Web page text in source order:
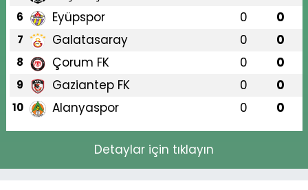
6 Eyüpspor 0 0
7 Galatasaray 0 0
8 Çorum FK 0 0
9 Gaziantep FK 0 0
10 Alanyaspor 0 0
Detaylar için tıklayın